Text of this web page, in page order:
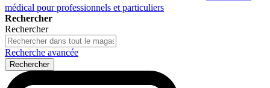
médical pour professionnels et particuliers
Rechercher
Rechercher
Recherche avancée
Rechercher